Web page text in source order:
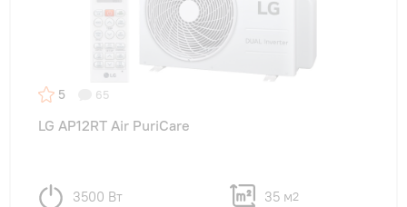
5 65
LG AP12RT Air PuriCare
3500 Вт 35 м2